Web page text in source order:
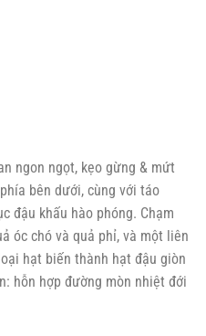
ngon ngọt, kẹo gừng & mứt
bên dưới, cùng với táo
đậu khấu hào phóng. Chạm
óc chó và quả phỉ, và một liên
hạt biến thành hạt đậu giòn
hỗn hợp đường mòn nhiệt đới